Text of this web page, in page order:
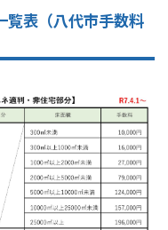
覧表（八代市手数料